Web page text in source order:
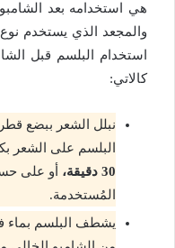
هي استخدامه بعد
والمجعد الذي يستخدم
استخدام البلسم قبل
كالاتي:
نبلل الشعر ببضع
البلسم على الشعر
30 دقيقة،
أو على
المُستخدمة.
يشطف البلسم بماء